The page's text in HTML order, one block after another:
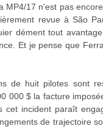
MP4/17 n'est pas
revue à São
dément tout
Et je pense que
de huit pilotes sont
000 $ la facture
cet incident paraît
de trajectoire